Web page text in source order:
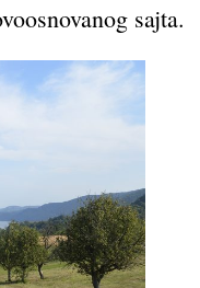
sajta.